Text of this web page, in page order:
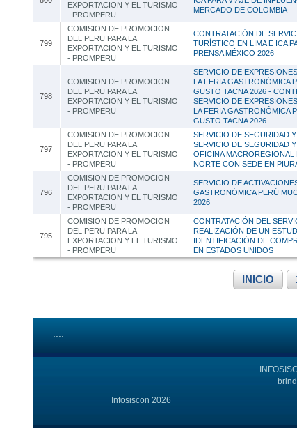
EXPORTACION Y EL TURISMO
- PROMPERU
MERCADO DE COLOMBIA
799
COMISION DE PROMOCION
DEL PERU PARA LA
EXPORTACION Y EL TURISMO
- PROMPERU
CONTRATACIÓN DE
TURÍSTICO EN LIMA E ICA
PRENSA MÉXICO 2026
798
COMISION DE PROMOCION
DEL PERU PARA LA
EXPORTACION Y EL TURISMO
- PROMPERU
SERVICIO DE
LA FERIA GASTRONÓMICA
GUSTO TACNA 2026 -
SERVICIO DE
LA FERIA GASTRONÓMICA
GUSTO TACNA 2026
797
COMISION DE PROMOCION
DEL PERU PARA LA
EXPORTACION Y EL TURISMO
- PROMPERU
SERVICIO DE SEGURIDAD
SERVICIO DE SEGURIDAD
OFICINA MACROREGIONAL
NORTE CON SEDE EN
796
COMISION DE PROMOCION
DEL PERU PARA LA
EXPORTACION Y EL TURISMO
- PROMPERU
SERVICIO DE
GASTRONÓMICA PERÚ
2026
795
COMISION DE PROMOCION
DEL PERU PARA LA
EXPORTACION Y EL TURISMO
- PROMPERU
CONTRATACIÓN DEL
REALIZACIÓN DE UN
IDENTIFICACIÓN DE
EN ESTADOS UNIDOS
INICIO
Infosiscon 2026